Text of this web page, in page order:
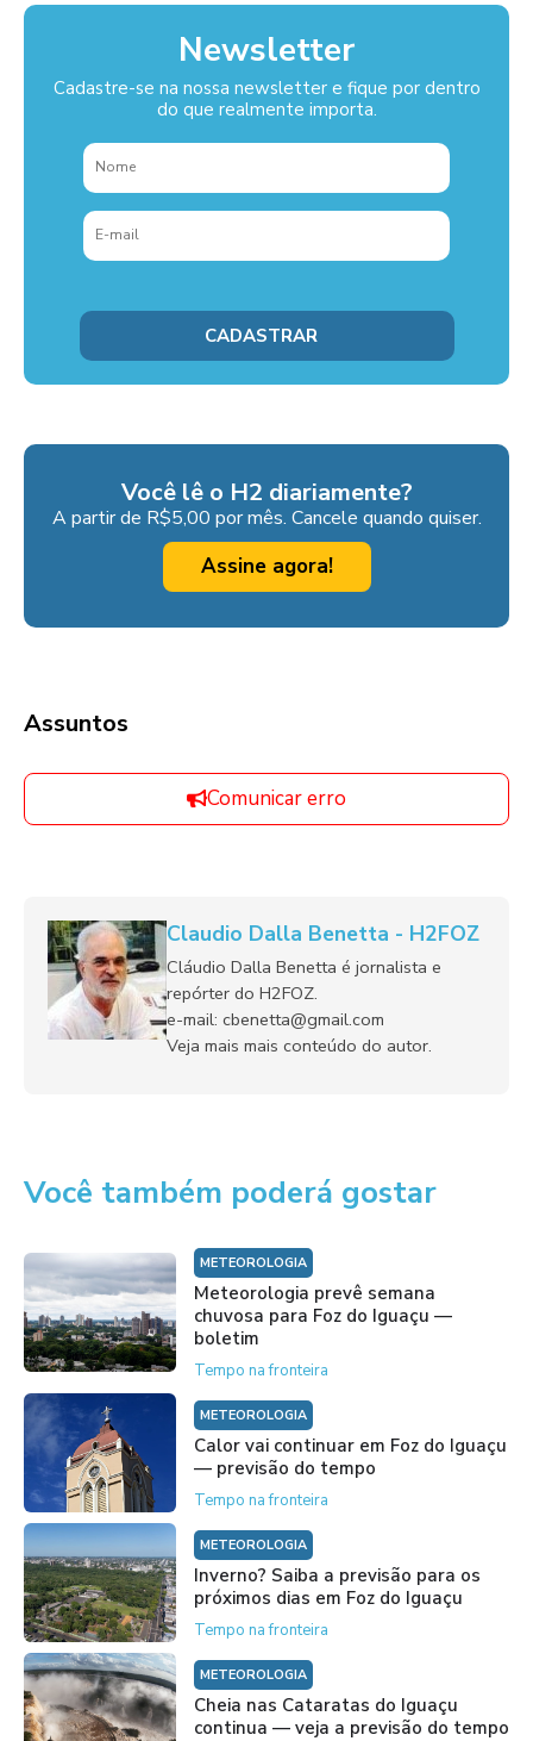
Newsletter
Cadastre-se na nossa newsletter e fique por dentro
do que realmente importa.
Você lê o H2 diariamente?
A partir de R$5,00 por mês. Cancele quando quiser.
Assine agora!
Assuntos
Comunicar erro
Claudio Dalla Benetta - H2FOZ
Cláudio Dalla Benetta é jornalista e
repórter do H2FOZ.
e-mail: cbenetta@gmail.com
Veja mais mais conteúdo do autor.
Você também poderá gostar
METEOROLOGIA
Meteorologia prevê semana
chuvosa para Foz do Iguaçu —
boletim
Tempo na fronteira
METEOROLOGIA
Calor vai continuar em Foz do Iguaçu
— previsão do tempo
Tempo na fronteira
METEOROLOGIA
Inverno? Saiba a previsão para os
próximos dias em Foz do Iguaçu
Tempo na fronteira
METEOROLOGIA
Cheia nas Cataratas do Iguaçu
continua — veja a previsão do tempo